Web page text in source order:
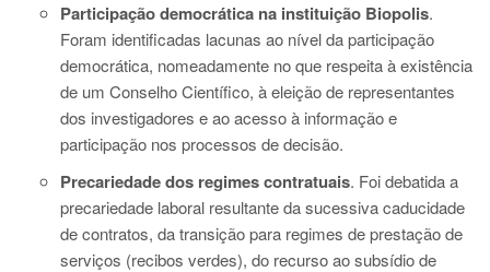
Participação democrática na instituição Biopolis.
Foram identificadas lacunas ao nível da participação
democrática, nomeadamente no que respeita à existência
de um Conselho Científico, à eleição de representantes
dos investigadores e ao acesso à informação e
participação nos processos de decisão.
Precariedade dos regimes contratuais. Foi debatida a
precariedade laboral resultante da sucessiva caducidade
de contratos, da transição para regimes de prestação de
serviços (recibos verdes), do recurso ao subsídio de